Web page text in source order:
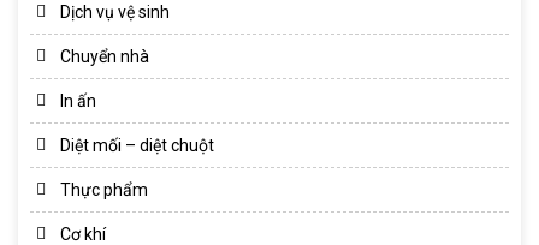
Dịch vụ vệ sinh
Chuyển nhà
In ấn
Diệt mối – diệt chuột
Thực phẩm
Cơ khí